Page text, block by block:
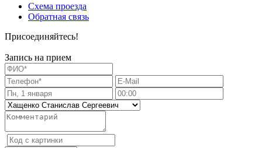
Схема проезда
Обратная связь
Присоединяйтесь!
Запись на прием